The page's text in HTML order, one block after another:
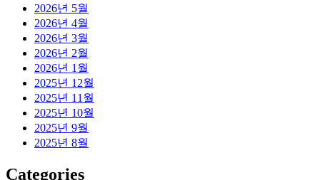
2026년 5월
2026년 4월
2026년 3월
2026년 2월
2026년 1월
2025년 12월
2025년 11월
2025년 10월
2025년 9월
2025년 8월
Categories